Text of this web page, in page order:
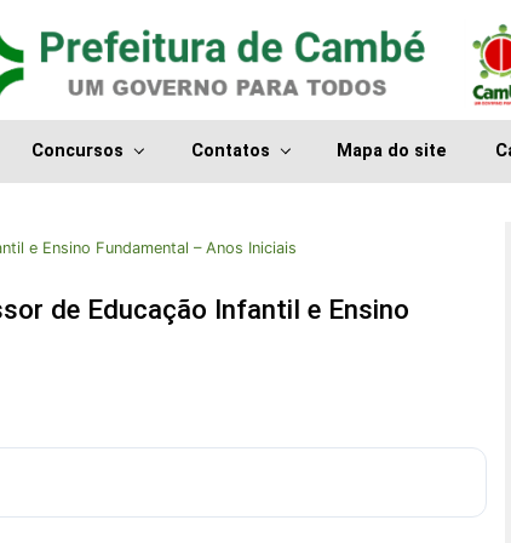
Concursos Contatos Mapa do site
e Ensino Fundamental – Anos Iniciais
de Educação Infantil e Ensino